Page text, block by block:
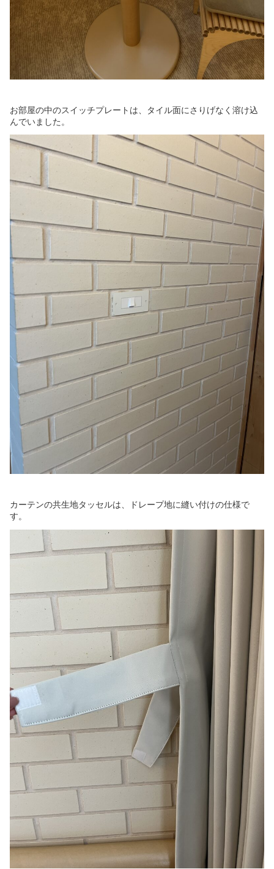
お部屋の中のスイッチプレートは、タイル面にさりげなく溶け込
んでいました。
カーテンの共生地タッセルは、ドレープ地に縫い付けの仕様で
す。